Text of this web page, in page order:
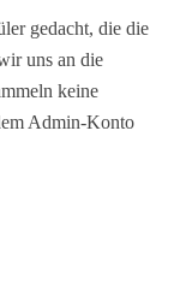
gedacht, die die
uns an die
keine
Admin-Konto